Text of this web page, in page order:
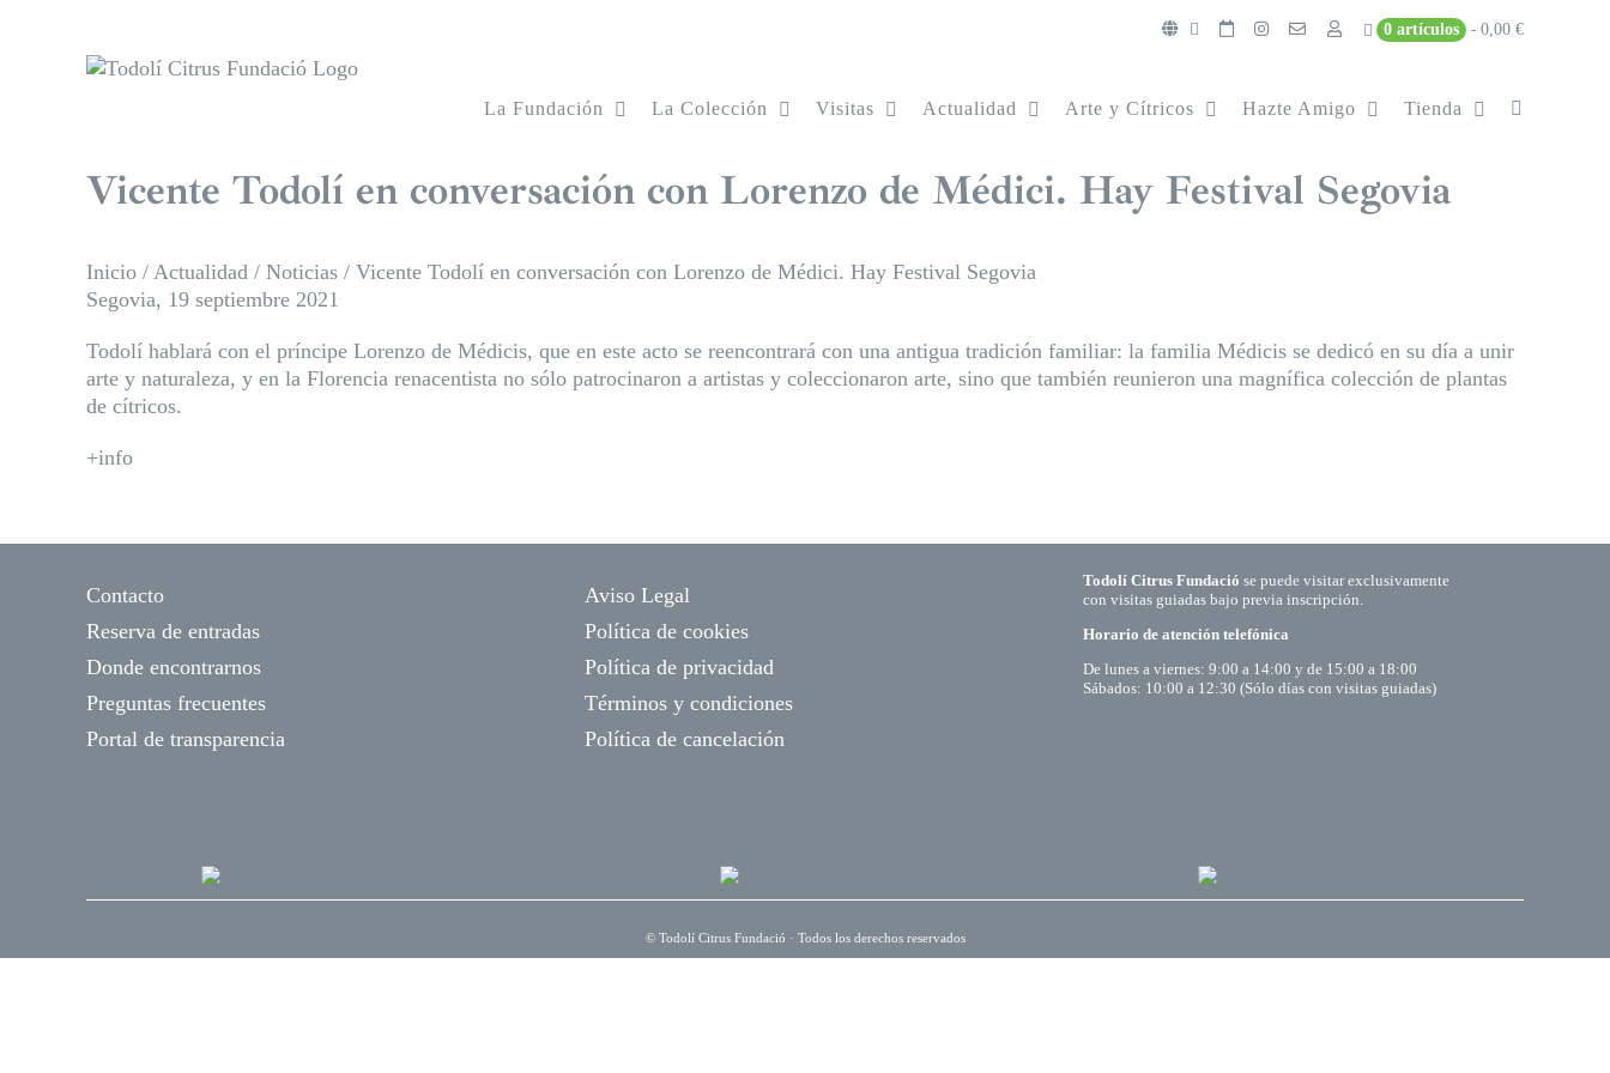
0 artículos 0,00 €
La Fundación La Colección Visitas Actualidad Arte y Cítricos Hazte Amigo Tienda
Vicente Todolí en conversación con Lorenzo de Médici. Hay Festival Segovia
Inicio / Actualidad / Noticias / Vicente Todolí en conversación con Lorenzo de Médici. Hay Festival Segovia
Segovia, 19 septiembre 2021
Todolí hablará con el príncipe Lorenzo de Médicis, que en este acto se reencontrará con una antigua tradición familiar: la familia Médicis se dedicó en su día a unir
arte y naturaleza, y en la Florencia renacentista no sólo patrocinaron a artistas y coleccionaron arte, sino que también reunieron una magnífica colección de plantas
de cítricos.
+info
Contacto
Reserva de entradas
Donde encontrarnos
Preguntas frecuentes
Portal de transparencia
Aviso Legal
Política de cookies
Política de privacidad
Términos y condiciones
Política de cancelación
Todolí Citrus Fundació se puede visitar exclusivamente
con visitas guiadas bajo previa inscripción.
Horario de atención telefónica
De lunes a viernes: 9:00 a 14:00 y de 15:00 a 18:00
Sábados: 10:00 a 12:30 (Sólo días con visitas guiadas)
© Todolí Citrus Fundació · Todos los derechos reservados